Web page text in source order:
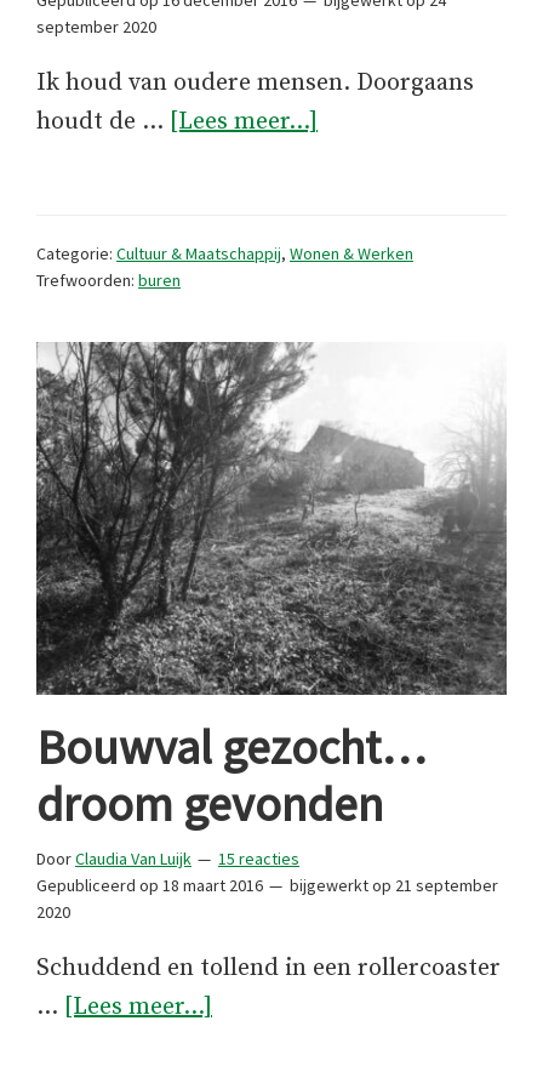
september 2020
Ik houd van oudere mensen. Doorgaans
houdt de … [Lees meer...]
Categorie: Cultuur & Maatschappij, Wonen & Werken
Trefwoorden: buren
Bouwval gezocht…
droom gevonden
DoorClaudia Van Luijk
15 reacties
Gepubliceerd op 18 maart 2016 bijgewerkt op 21 september
2020
Schuddend en tollend in een rollercoaster
… [Lees meer...]